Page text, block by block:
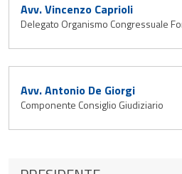
Avv. Vincenzo Caprioli
Delegato Organismo Congressuale
Avv. Antonio De Giorgi
Componente Consiglio Giudiziario